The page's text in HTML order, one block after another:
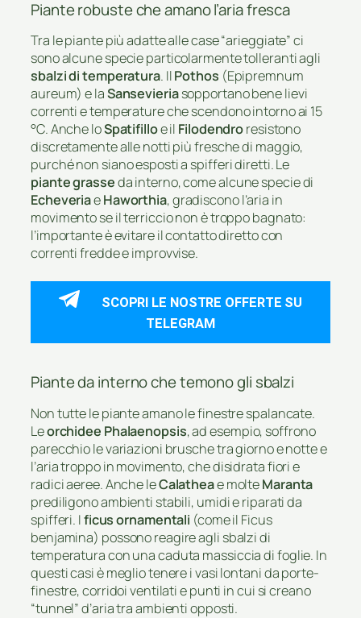
Piante robuste che amano l’aria fresca
Tra le piante più adatte alle case “arieggiate” ci
sono alcune specie particolarmente tolleranti agli
sbalzi di temperatura. IlPothos (Epipremnum
aureum) e laSansevieriasopportano bene lievi
correnti e temperature che scendono intorno ai 15
°C. Anche loSpatifilloe il Filodendroresistono
discretamente alle notti più fresche di maggio,
purché non siano esposti a spifferi diretti. Le
piante grasseda interno, come alcune specie di
EcheveriaeHaworthia, gradiscono l’aria in
movimento se il terriccio non è troppo bagnato:
l’importante è evitare il contatto diretto con
correnti fredde e improvvise.
SCOPRI LE NOSTRE OFFERTE SU
TELEGRAM
Piante da interno che temono gli sbalzi
Non tutte le piante amano le finestre spalancate.
Leorchidee Phalaenopsis, ad esempio, soffrono
parecchio le variazioni brusche tra giorno e notte e
l’aria troppo in movimento, che disidrata fiori e
radici aeree. Anche leCalatheae molteMaranta
prediligono ambienti stabili, umidi e riparati da
spifferi. Ificus ornamentali (come il Ficus
benjamina) possono reagire agli sbalzi di
temperatura con una caduta massiccia di foglie. In
questi casi è meglio tenere i vasi lontani da porte-
finestre, corridoi ventilati e punti in cui si creano
“tunnel” d’aria tra ambienti opposti.